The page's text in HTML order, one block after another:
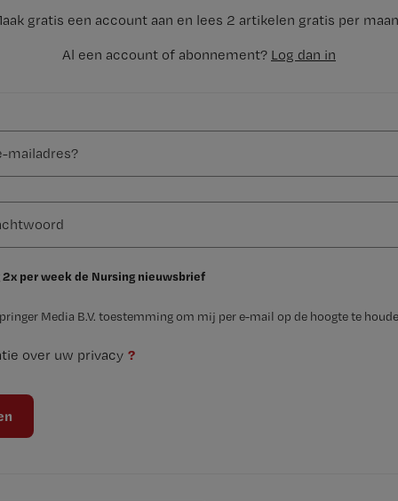
gratis een account aan en lees 2 artikelen gratis per
Al een account of abonnement? Log dan in
2x per week de Nursing nieuwsbrief
Media B.V. toestemming om mij per e-mail op de hoogte te
over uw privacy ?